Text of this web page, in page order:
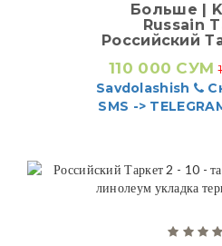
Больше |
Russain
Российский
110 000 СУМ
Savdolashish
SMS ->